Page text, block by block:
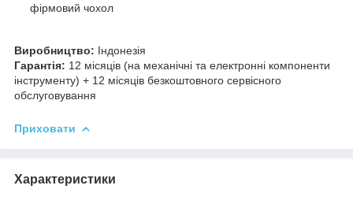
фірмовий чохол
Виробництво: Індонезія
Гарантія: 12 місяців (на механічні та електронні компоненти
інструменту) + 12 місяців безкоштовного сервісного
обслуговування
Приховати
Характеристики